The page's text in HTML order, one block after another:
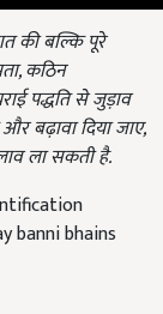
की बल्कि पूरे
कठिन
पद्धति से जुड़ाव
बढ़ावा दिया जाए,
ला सकती है.
banni bhains